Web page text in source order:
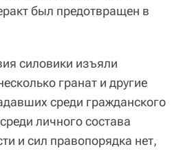
был предотвращен в
силовики изъяли
гранат и другие
среди гражданского
личного состава
и сил правопорядка нет,